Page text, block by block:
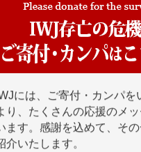
■■■■■■
IWJには、ご寄付・カンパ
ます。感謝を込めて、その
介いたします。